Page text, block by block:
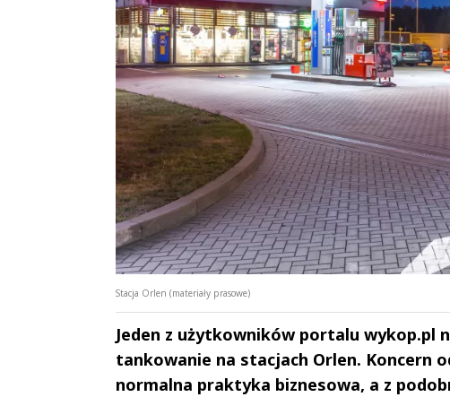
Stacja Orlen (materiały prasowe)
Jeden z użytkowników portalu wykop.pl
tankowanie na stacjach Orlen. Koncern
normalna praktyka biznesowa, a z